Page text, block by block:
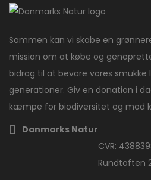
Sammen kan vi skabe en
mission om at købe og
bidrag til at bevare vores
generationer. Giv en donation i
kæmpe for biodiversitet og mod
Danmarks Natur
CVR:
Rundtoften